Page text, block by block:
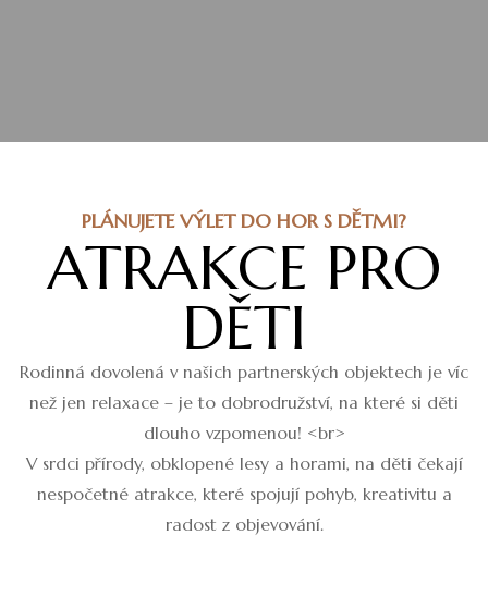
PLÁNUJETE VÝLET DO HOR S DĚTMI?
ATRAKCE PRO
DĚTI
Rodinná dovolená v našich partnerských objektech je víc
než jen relaxace – je to dobrodružství, na které si děti
dlouho vzpomenou! <br>
V srdci přírody, obklopené lesy a horami, na děti čekají
nespočetné atrakce, které spojují pohyb, kreativitu a
radost z objevování.